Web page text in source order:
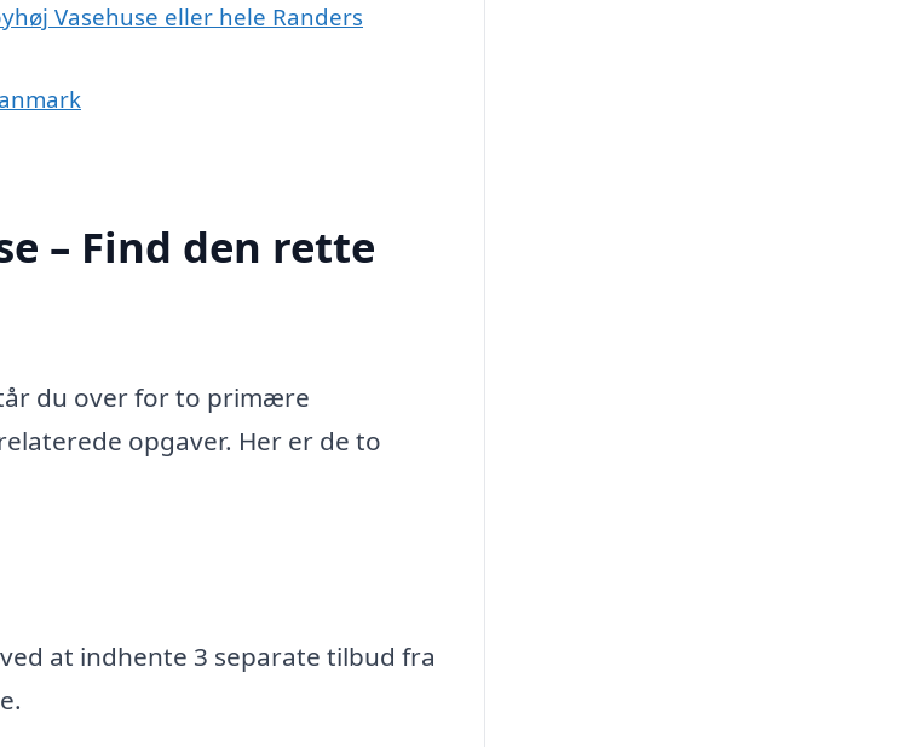
Vasehuse eller hele Randers
– Find den rette
du over for to primære
opgaver. Her er de to
at indhente 3 separate tilbud fra